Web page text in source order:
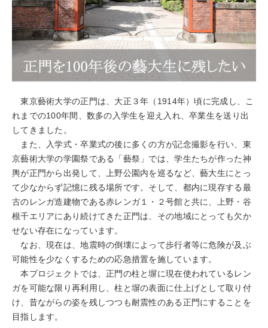
東京藝術大学の正門は、大正３年（1914年）頃に完成し、こ
れまでの100年間、数多の入学生を迎え入れ、卒業生を送り出
してきました。
また、入学式・卒業式の後に多くの方が記念撮影を行い、東
京藝術大学の学園祭である「藝祭」では、学生たちが作った神
輿が正門から出発して、上野公園内を巡るなど、藝大生にとっ
て少なからず記憶に残る場所です。そして、都内に現存する最
古のレンガ造建物である赤レンガ１・２号館と共に、上野・谷
根千エリアにあり続けてきた正門は、その地域にとっても欠か
せない存在になっています。
なお、現在は、地震時の倒壊によって歩行者等に危険が及ぶ
可能性を少なくするための応急措置を施しています。
本プロジェクトでは、正門の柱と塀に現在使われているレン
ガを可能な限り再利用し、柱と塀の表面に仕上げとして取り付
け、昔ながらの姿を残しつつも耐震性のある正門にすることを
目指します。